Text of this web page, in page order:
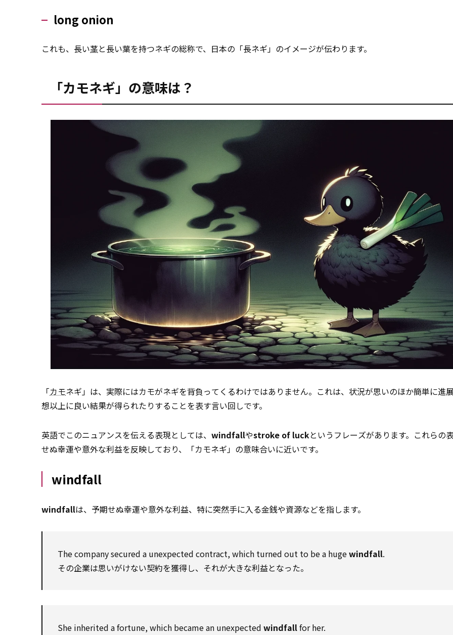
long onion
これも、長い茎と長い葉を持つネギの総称で、日本の「長ネギ」のイメージが伝わります。
「カモネギ」の意味は？
「カモネギ」は、実際にはカモがネギを背負ってくるわけではありません。これは、状況が思いのほか簡単に進
想以上に良い結果が得られたりすることを表す言い回しです。
英語でこのニュアンスを伝える表現としては、 windfallやstroke of luckというフレーズがあります。これらの
せぬ幸運や意外な利益を反映しており、「カモネギ」の意味合いに近いです。
windfall
windfallは、予期せぬ幸運や意外な利益、特に突然手に入る金銭や資源などを指します。
The company secured a unexpected contract, which turned out to be a hugewindfall.
その企業は思いがけない契約を獲得し、それが大きな利益となった。
She inherited a fortune, which became an unexpected windfallfor her.